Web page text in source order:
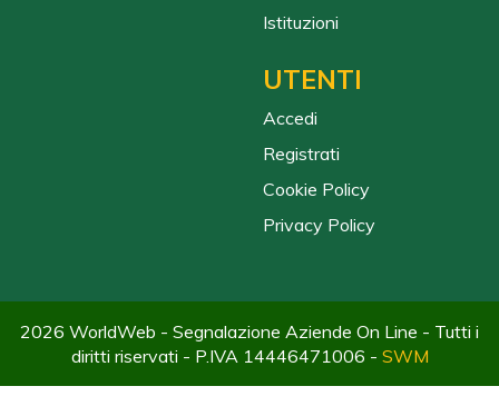
Istituzioni
UTENTI
Accedi
Registrati
Cookie Policy
Privacy Policy
2026 WorldWeb - Segnalazione Aziende On Line - Tutti i
diritti riservati - P.IVA 14446471006 - SWM